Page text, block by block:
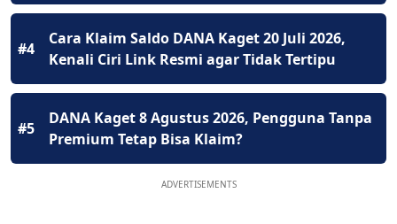
#4
Cara Klaim Saldo DANA Kaget 20 Juli 2026,
Kenali Ciri Link Resmi agar Tidak Tertipu
#5
DANA Kaget 8 Agustus 2026, Pengguna Tanpa
Premium Tetap Bisa Klaim?
ADVERTISEMENTS